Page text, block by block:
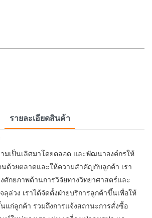
รายละเอียดสินค้า
มเป็นเลิศมาโดยตลอด และพัฒนาองค์กรให้
นด้วยตลาดและให้ความสำคัญกับลูกค้า เรา
ศักยภาพด้านการวิจัยทางวิทยาศาสตร์และ
ลุล่วง เราได้จัดตั้งฝ่ายบริการลูกค้าขึ้นเพื่อให้
แก่ลูกค้า รวมถึงการแจ้งสถานะการสั่งซื้อ